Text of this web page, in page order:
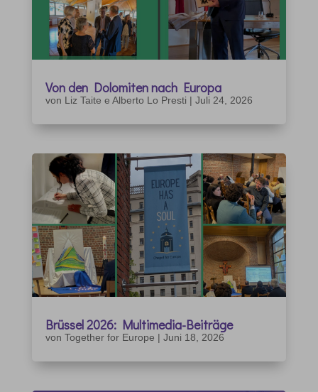
Von den Dolomiten nach Europa
von Liz Taite e Alberto Lo Presti | Juli 24, 2026
Brüssel 2026: Multimedia-Beiträge
von Together for Europe | Juni 18, 2026